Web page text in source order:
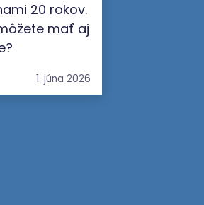
20 rokov.
mať aj
1. júna 2026